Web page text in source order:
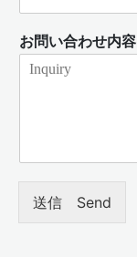
お問い合わせ内容
送信 Send